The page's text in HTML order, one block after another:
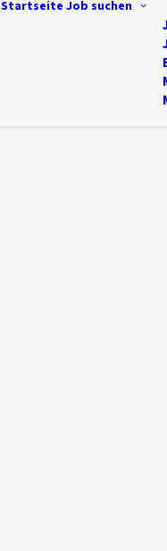
Startseite Job suchen